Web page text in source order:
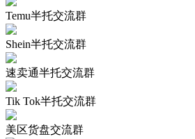
Temu半托交流群
Shein半托交流群
速卖通半托交流群
Tik Tok半托交流群
美区货盘交流群